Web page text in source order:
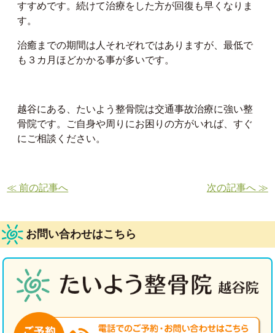
すすめです。続けて治療をした方が回復も早くなりま
す。
治癒までの期間は人それぞれではありますが、最低で
も３カ月ほどかかる事が多いです。
越谷にある、たいよう整骨院は交通事故治療に強い整
骨院です。ご自身や周りにお困りの方がいれば、すぐ
にご相談ください。
≪ 前の記事へ 次の記事へ ≫
お問い合わせはこちら